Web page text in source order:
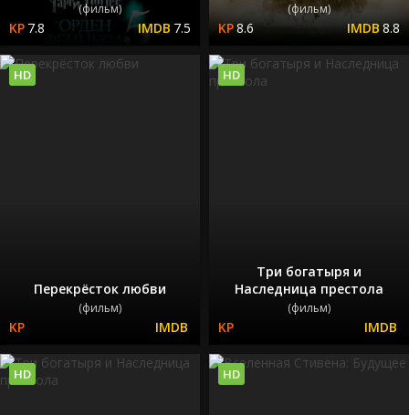
(фильм)
7.8 7.5
(фильм)
8.6 8.8
Перекрёсток любви
(фильм)
HD
Три богатыря и
Наследница престола
(фильм)
HD
HD HD